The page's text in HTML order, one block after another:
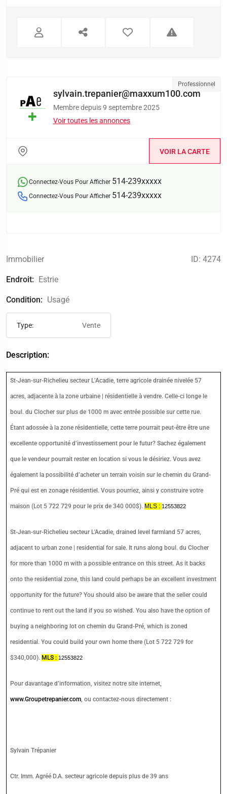
Professionnel
sylvain.trepanier@maxxum100.com
Membre depuis 9 septembre 2025
Voir toutes les annonces
VOIR LA CARTE
Connectez-Vous Pour Afficher 514-239xxxxx
Connectez-Vous Pour Afficher 514-239xxxxx
Immobilier ID: 4274
Endroit: Estrie
Condition: Usagé
Type: Vente
Description:
St-Jean-sur-Richelieu secteur L’Acadie, terre agricole drainée nivelée 57
acres, adjacente à la zone urbaine | résidentielle à vendre. Celle-ci longe le
boul. du Clocher sur plus de 1000 m avec entrée possible sur cette rue.
Étant adossée à la zone résidentielle, cette terre pourrait peut-être être une
excellente opportunité d’investissement pour le futur? Sachez également
que le vendeur pourrait rester en location si vous le désiriez. Vous avez
également la possibilité d’acheter un terrain voisin sur le chemin du Grand-
Pré qui est en zonage résidentiel. Vous pourriez, ainsi y construire votre
maison (Lot 5 722 729 pour le prix de 340 000$). MLS :12553822
St-Jean-sur-Richelieu secteur L'Acadie, drained level farmland 57 acres,
adjacent to urban zone | residential for sale. It runs along boul. du Clocher
for more than 1000 m with a possible entrance on this street. As it backs
onto the residential zone, this land could perhaps be an excellent investment
opportunity for the future? You should also be aware that the seller could
continue to rent out the land if you so wished. You also have the option of
buying a neighboring lot on chemin du Grand-Pré, which is zoned
residential. You could build your own home there (Lot 5 722 729 for
$340,000). MLS :12553822
Pour davantage d’information, visitez notre site internet,
www.Groupetrepanier.com, ou contactez-nous directement :
Sylvain Trépanier
Ctr. Imm. Agréé D.A. secteur agricole depuis plus de 39 ans